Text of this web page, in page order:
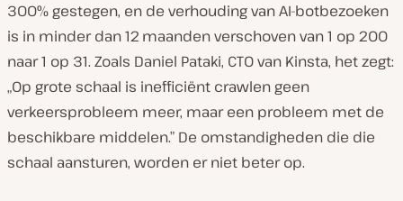
300% gestegen, en de verhouding van AI-botbezoeken
is in minder dan 12 maanden verschoven van 1 op 200
naar 1 op 31. Zoals Daniel Pataki, CTO van Kinsta, het zegt:
„Op grote schaal is inefficiënt crawlen geen
verkeersprobleem meer, maar een probleem met de
beschikbare middelen.” De omstandigheden die die
schaal aansturen, worden er niet beter op.